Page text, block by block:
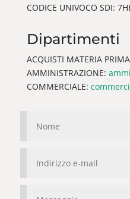
CODICE UNIVOCO SDI:
Dipartimenti
ACQUISTI MATERIA
AMMINISTRAZIONE:
COMMERCIALE: